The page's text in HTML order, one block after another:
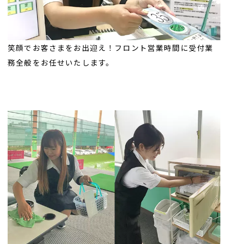
笑顔でお客さまをお出迎え！フロント営業時間に受付業
務全般をお任せいたします。